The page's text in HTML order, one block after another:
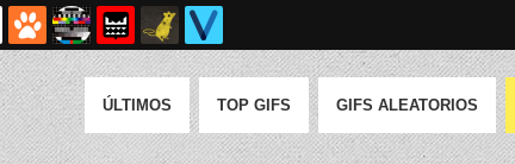
ÚLTIMOS TOP GIFS GIFS ALEATORIOS